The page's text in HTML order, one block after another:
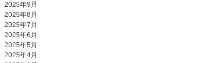
2025年9月
2025年8月
2025年7月
2025年6月
2025年5月
2025年4月